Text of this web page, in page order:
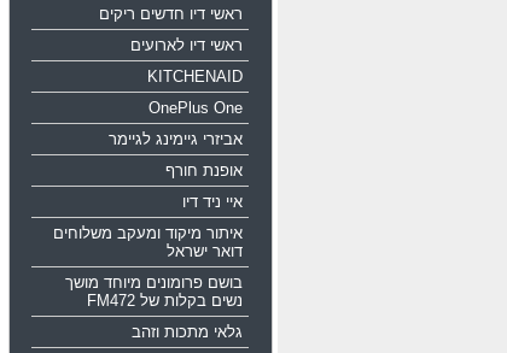
ראשי דיו חדשים ריקים
ראשי דיו לארועים
KITCHENAID
OnePlus One
אביזרי גיימינג לגיימר
אופנת חורף
איי ניד דיו
איתור מיקוד ומעקב משלוחים
דואר ישראל
בושם פרומונים מיוחד מושך
נשים בקלות של FM472
גלאי מתכות וזהב